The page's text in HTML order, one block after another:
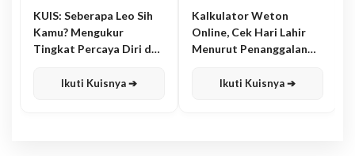
KUIS: Seberapa Leo Sih
Kamu? Mengukur
Tingkat Percaya Diri dan
Ikuti Kuisnya ➔
Kalkulator Weton
Online, Cek Hari Lahir
Menurut Penanggalan
Ikuti Kuisnya ➔